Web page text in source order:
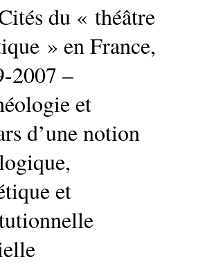
du « théâtre
» en France,
2007 –
et
d’une notion
et